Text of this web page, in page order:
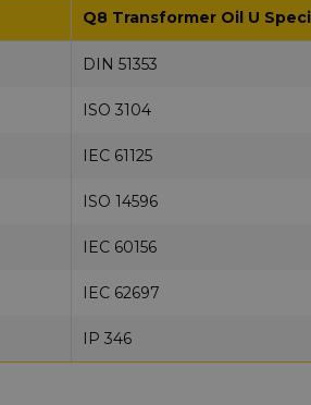
Q8 Transformer Oil U
DIN 51353
ISO 3104
IEC 61125
ISO 14596
IEC 60156
IEC 62697
IP 346